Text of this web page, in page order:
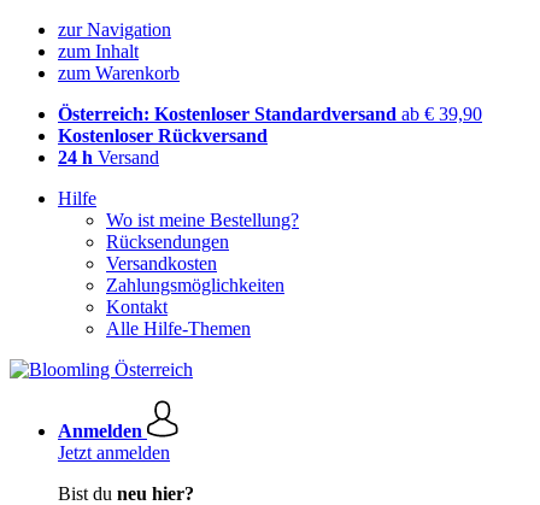
zur Navigation
zum Inhalt
zum Warenkorb
Österreich: Kostenloser Standardversand ab € 39,90
Kostenloser Rückversand
24 h Versand
Hilfe
Wo ist meine Bestellung?
Rücksendungen
Versandkosten
Zahlungsmöglichkeiten
Kontakt
Alle Hilfe-Themen
Anmelden
Jetzt anmelden
Bist du neu hier?